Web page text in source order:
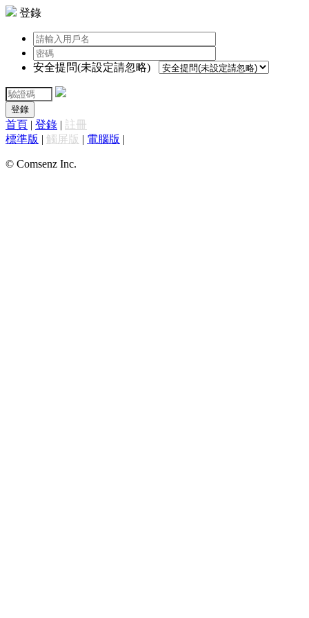
登錄
安全提問(未設定請忽略)
登錄
首頁 | 登錄 | 註冊
標準版 | 觸屏版 | 電腦版 |
© Comsenz Inc.